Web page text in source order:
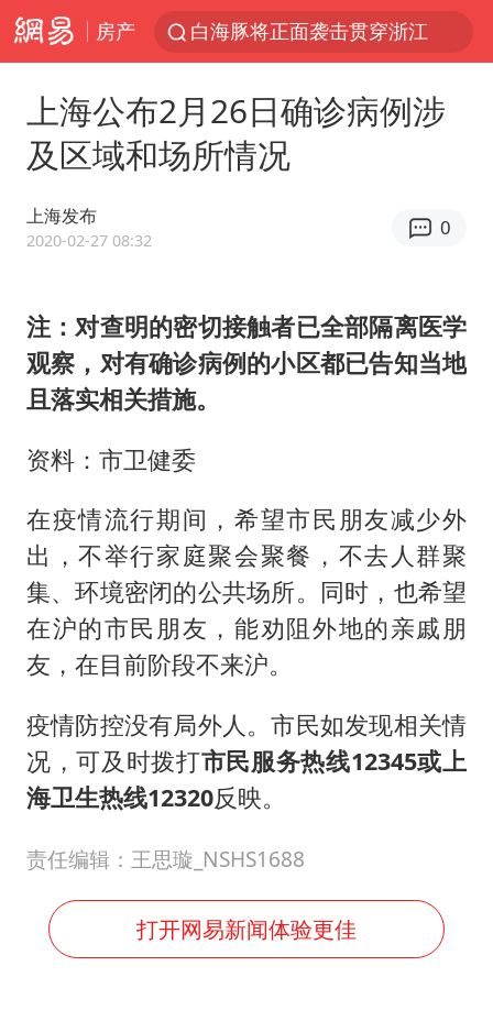
房产
白海豚将正面袭击贯穿浙江
四川宜宾市珙县发生3.4级地震
黄金创今年来最大单周涨幅
浙江台州《告全体市民书》
女主硬加吻戏短剧已下架
周末打虎 宋致远被查
台风白海豚实时路径
郑丽文：台湾从来没有“独立”过
《给阿嬷的情书》售后来了
多个明星演唱会取消
万岁山接盘烂尾恒大文旅城
上海轮渡全线停航
上海公布2月26日确诊病例涉
及区域和场所情况
上海发布
2020-02-27 08:32
0
注：对查明的密切接触者已全部隔离医学
观察，对有确诊病例的小区都已告知当地
且落实相关措施。
资料：市卫健委
在疫情流行期间，希望市民朋友减少外
出，不举行家庭聚会聚餐，不去人群聚
集、环境密闭的公共场所。同时，也希望
在沪的市民朋友，能劝阻外地的亲戚朋
友，在目前阶段不来沪。
疫情防控没有局外人。市民如发现相关情
况，可及时拨打市民服务热线12345或上
海卫生热线12320反映。
责任编辑：王思璇_NSHS1688
打开网易新闻体验更佳